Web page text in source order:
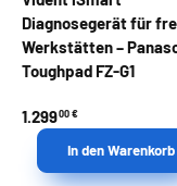
Diagnosegerät für
Werkstätten –
Toughpad FZ-G1
1.29900 €
In den Warenkorb